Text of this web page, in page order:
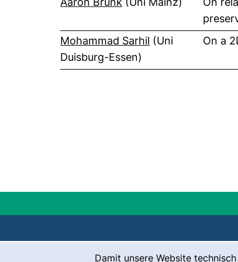
Damit unsere Website
Mohammad Sarhil (externer Link,
(Uni
Duisburg-Essen)
On a